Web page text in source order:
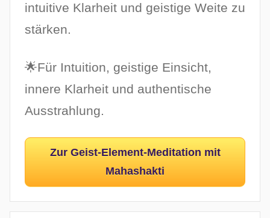
intuitive Klarheit und geistige Weite zu
stärken.
🌟Für Intuition, geistige Einsicht,
innere Klarheit und authentische
Ausstrahlung.
Zur Geist-Element-Meditation mit
Mahashakti